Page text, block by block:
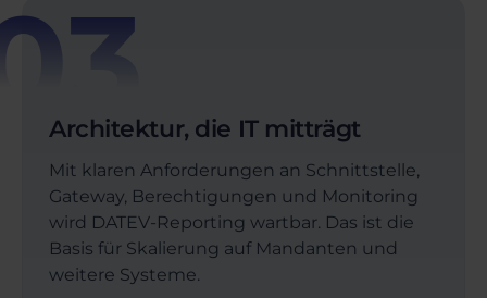
Architektur, die IT mitträgt
Mit klaren Anforderungen an Schnittstelle,
Gateway, Berechtigungen und Monitoring
wird DATEV-Reporting wartbar. Das ist die
Basis für Skalierung auf Mandanten und
weitere Systeme.